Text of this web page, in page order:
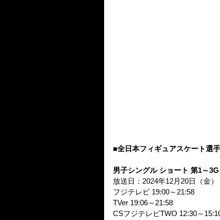
■全日本フィギュアスケート選
男子シングル ショート 第1～3G
放送日：2024年12月20日（金）
フジテレビ 19:00～21:58
TVer 19:06～21:58
CSフジテレビTWO 12:30～